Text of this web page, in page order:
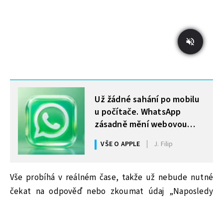
MOHLO BY VÁS ZAJÍMAT
Už žádné sahání po mobilu
u počítače. WhatsApp
zásadně mění webovou
verzi a přidává funkci, na
kterou se léta čekalo
VŠE O APPLE J. Filip
Vše probíhá v reálném čase, takže už nebude nutné
čekat na odpověď nebo zkoumat údaj „Naposledy